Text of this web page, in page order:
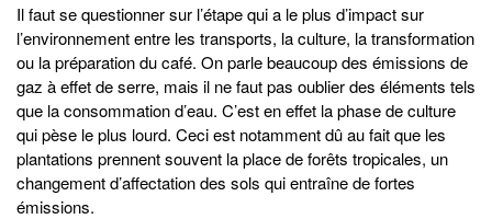
Il faut se questionner sur l’étape qui a le plus d’impact sur
l’environnement entre les transports, la culture, la transformation
ou la préparation du café. On parle beaucoup des émissions de
gaz à effet de serre, mais il ne faut pas oublier des éléments tels
que la consommation d’eau. C’est en effet la phase de culture
qui pèse le plus lourd. Ceci est notamment dû au fait que les
plantations prennent souvent la place de forêts tropicales, un
changement d’affectation des sols qui entraîne de fortes
émissions.